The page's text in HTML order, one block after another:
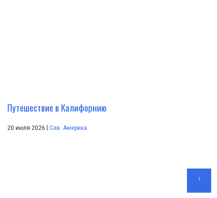
Путешествие в Калифорнию
20 июля 2026 | Сев. Америка
↑